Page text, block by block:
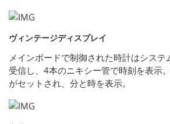
ヴィンテージディスプレイ
メインボードで制御された時計はシステ
受信し、4本のニキシー管で時刻を表示
がセットされ、分と時を表示。